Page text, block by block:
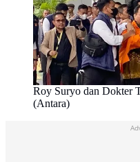
Roy Suryo dan Dokter
(Antara)